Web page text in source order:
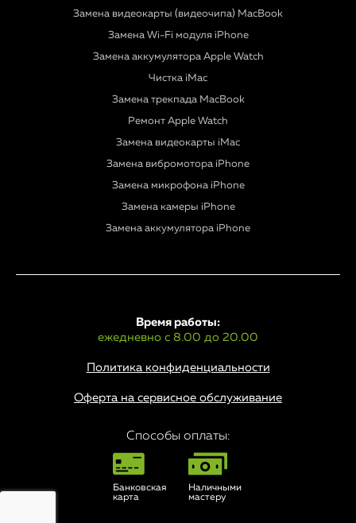
Замена видеокарты (видеочипа) MacBook
Замена Wi-Fi модуля iPhone
Замена аккумулятора Apple Watch
Чистка iMac
Замена трекпада MacBook
Ремонт Apple Watch
Замена видеокарты iMac
Замена вибромотора iPhone
Замена микрофона iPhone
Замена камеры iPhone
Замена аккумулятора iPhone
Политика конфиденциальности
Время работы:
ежедневно с 8.00 до 20.00
Оферта на сервисное обслуживание
Способы оплаты:
Банковская
карта
Наличными
мастеру